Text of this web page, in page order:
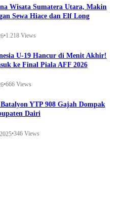
Wisata Sumatera Utara, Makin
Sewa Hiace dan Elf Long
•1.218 Views
U-19 Hancur di Menit Akhir!
ke Final Piala AFF 2026
•666 Views
YTP 908 Gajah Dompak
Dairi
•346 Views